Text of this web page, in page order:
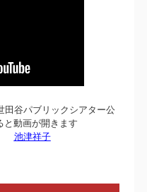
田谷パブリックシアター公
動画が開きます
池津祥子